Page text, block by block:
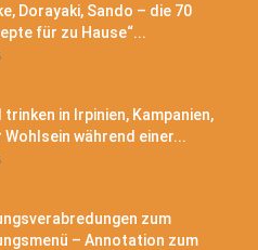
Dorayaki, Sando – die 70
für zu Hause“...
in Irpinien, Kampanien,
Wohlsein während einer...
zum
– Annotation zum